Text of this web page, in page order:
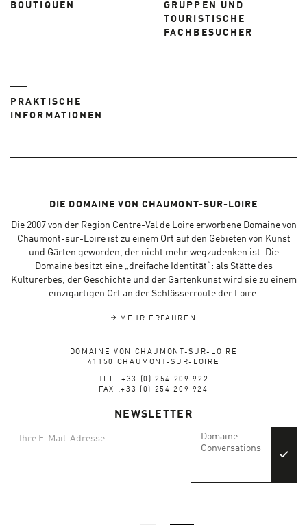
BOUTIQUEN
GRUPPEN UND
TOURISTISCHE
FACHBESUCHER
PRAKTISCHE
INFORMATIONEN
DIE DOMAINE VON CHAUMONT-SUR-LOIRE
Die 2007 von der Region Centre-Val de Loire erworbene Domaine von
Chaumont-sur-Loire ist zu einem Ort auf den Gebieten von Kunst
und Gärten geworden, der nicht mehr wegzudenken ist. Die
Domaine besitzt eine „dreifache Identität“: als Stätte des
Kulturerbes, der Geschichte und der Gartenkunst wird sie zu einem
einzigartigen Ort an der Schlösserroute der Loire.
MEHR ERFAHREN
DOMAINE VON CHAUMONT-SUR-LOIRE
41150 CHAUMONT-SUR-LOIRE
TEL :+33 (0) 254 209 922
FAX :+33 (0) 254 209 924
NEWSLETTER